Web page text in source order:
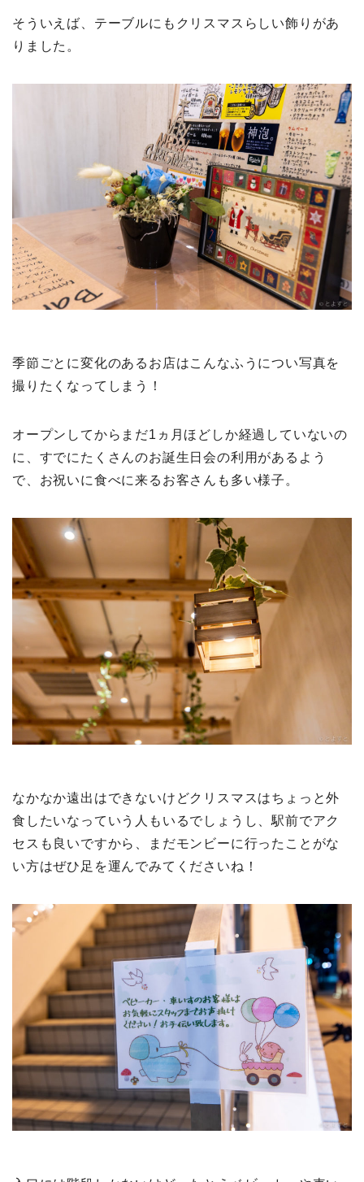
そういえば、テーブルにもクリスマスらしい飾りがあ
りました。
季節ごとに変化のあるお店はこんなふうについ写真を
撮りたくなってしまう！
オープンしてからまだ1ヵ月ほどしか経過していないの
に、すでにたくさんのお誕生日会の利用があるよう
で、お祝いに食べに来るお客さんも多い様子。
なかなか遠出はできないけどクリスマスはちょっと外
食したいなっていう人もいるでしょうし、駅前でアク
セスも良いですから、まだモンビーに行ったことがな
い方はぜひ足を運んでみてくださいね！